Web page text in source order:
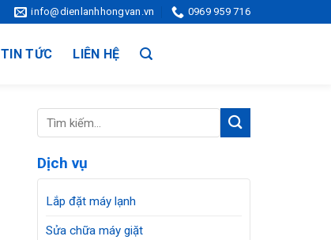
info@dienlanhhongvan.vn 0969 959 716
TIN TỨC LIÊN HỆ
Dịch vụ
Lắp đặt máy lạnh
Sửa chữa máy giặt